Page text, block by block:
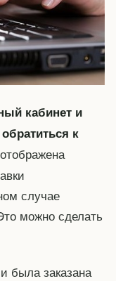
кабинет и
к
случае
можно сделать
была заказана